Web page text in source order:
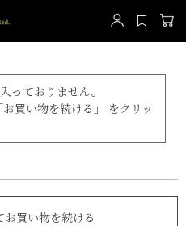
っておりません。
買い物を続ける」 をクリッ
買い物を続ける